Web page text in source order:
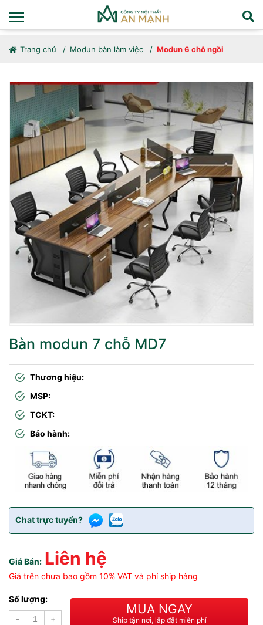
Trang chủ Modun bàn làm việc Modun 6 chỗ ngồi
Bàn modun 7 chỗ MD7
Thương hiệu:
MSP:
TCKT:
Bảo hành:
Chat trực tuyến?
Giá Bán: Liên hệ
Giá trên chưa bao gồm 10% VAT và phí ship hàng
Số lượng:
-
+
MUA NGAY
Ship tận nơi, lắp đặt miễn phí